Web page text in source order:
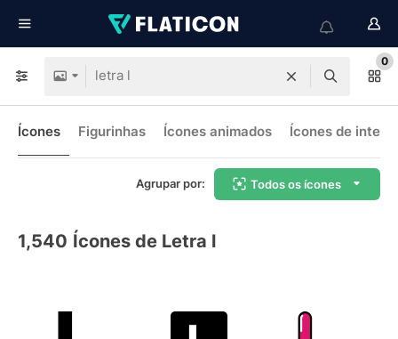
0
Ícones Figurinhas Ícones animados Ícones de
Agrupar por: Todos os ícones
1,540 Ícones de Letra l